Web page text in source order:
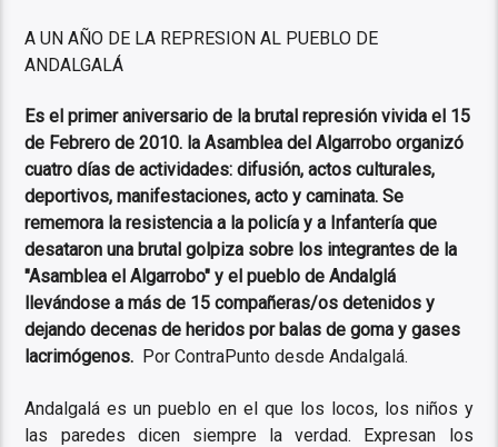
A UN AÑO DE LA REPRESION AL PUEBLO DE
ANDALGALÁ
Es el primer aniversario de la brutal represión vivida el 15
de Febrero de 2010. la Asamblea del Algarrobo organizó
cuatro días de actividades: difusión, actos culturales,
deportivos, manifestaciones, acto y caminata. Se
rememora la resistencia a la policía y a Infantería que
desataron una brutal golpiza sobre los integrantes de la
"Asamblea el Algarrobo" y el pueblo de Andalglá
llevándose a más de 15 compañeras/os detenidos y
dejando decenas de heridos por balas de goma y gases
lacrimógenos. Por ContraPunto desde Andalgalá.
Andalgalá es un pueblo en el que los locos, los niños y
las paredes dicen siempre la verdad. Expresan los